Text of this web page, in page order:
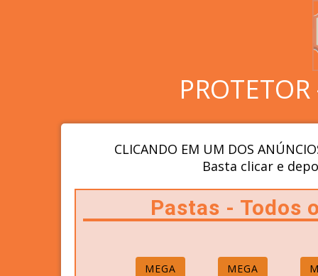
CLICANDO EM UM DOS
Basta clicar e
Pastas - Todos
MEGA MEGA